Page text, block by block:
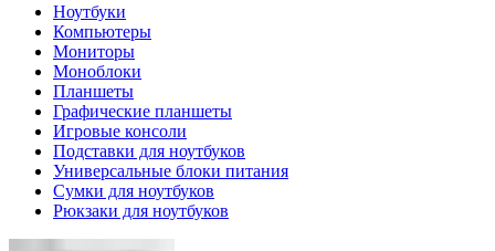
Ноутбуки
Компьютеры
Мониторы
Моноблоки
Планшеты
Графические планшеты
Игровые консоли
Подставки для ноутбуков
Универсальные блоки питания
Сумки для ноутбуков
Рюкзаки для ноутбуков